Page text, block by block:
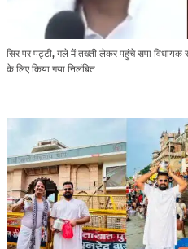
सिर पर पट्टी, गले में तख्ती लेकर पहुंचे सपा विधायक
के लिए किया गया निलंबित